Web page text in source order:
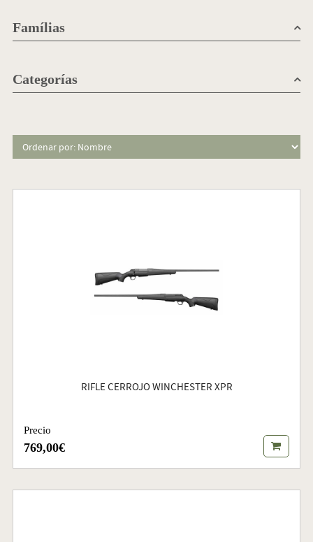
Famílias
Categorías
RIFLE CERROJO WINCHESTER XPR
Precio
769,00€